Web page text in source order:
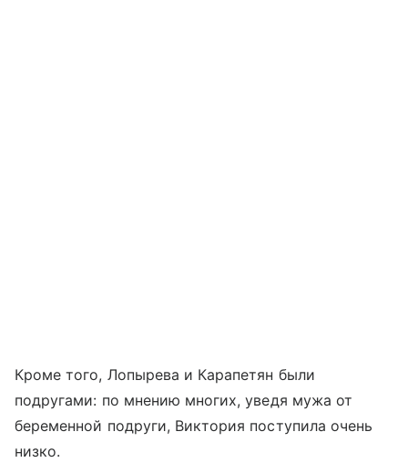
Кроме того, Лопырева и Карапетян были
подругами: по мнению многих, уведя мужа от
беременной подруги, Виктория поступила очень
низко.